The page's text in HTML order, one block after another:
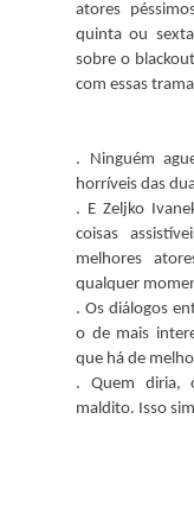
atores
quinta ou
sobre o
com essas
. Ninguém
horríveis das
. E Zeljko
coisas
melhores
qualquer
. Os diálogos
o de mais
que há de
. Quem diria,
maldito. Isso